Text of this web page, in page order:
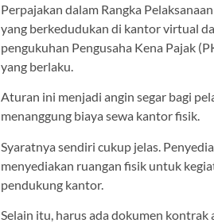
Perpajakan dalam Rangka
yang berkedudukan di kantor virtual
pengukuhan Pengusaha Kena Pajak
yang berlaku.
Aturan ini menjadi angin segar bagi
menanggung biaya sewa kantor fisik.
Syaratnya sendiri cukup jelas.
menyediakan ruangan fisik untuk
pendukung kantor.
Selain itu, harus ada dokumen